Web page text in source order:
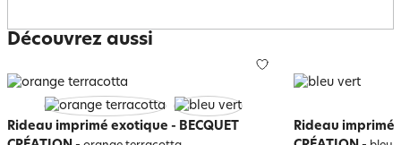
Découvrez aussi
Rideau imprimé exotique - BECQUET
Rideau imprimé